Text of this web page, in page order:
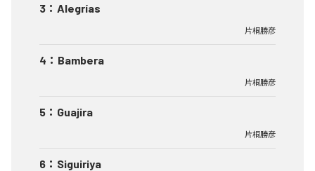
3 ： Alegrías
片桐勝彦
4 ： Bambera
片桐勝彦
5 ： Guajira
片桐勝彦
6 ： Siguiriya